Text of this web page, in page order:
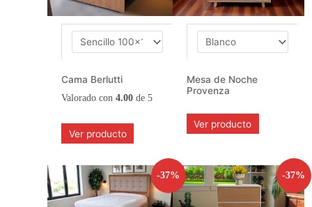
Cama Berlutti
Valorado con4.00 de 5
Ver producto
Mesa de Noche
Provenza
Ver producto
-37% -37%